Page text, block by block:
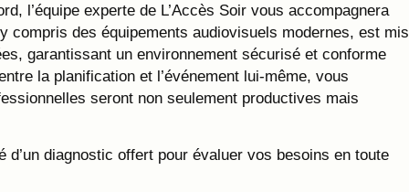
l’équipe experte de L’Accès Soir vous accompagnera
compris des équipements audiovisuels modernes, est mis
garantissant un environnement sécurisé et conforme
la planification et l’événement lui-même, vous
seront non seulement productives mais
d’un diagnostic offert pour évaluer vos besoins en toute